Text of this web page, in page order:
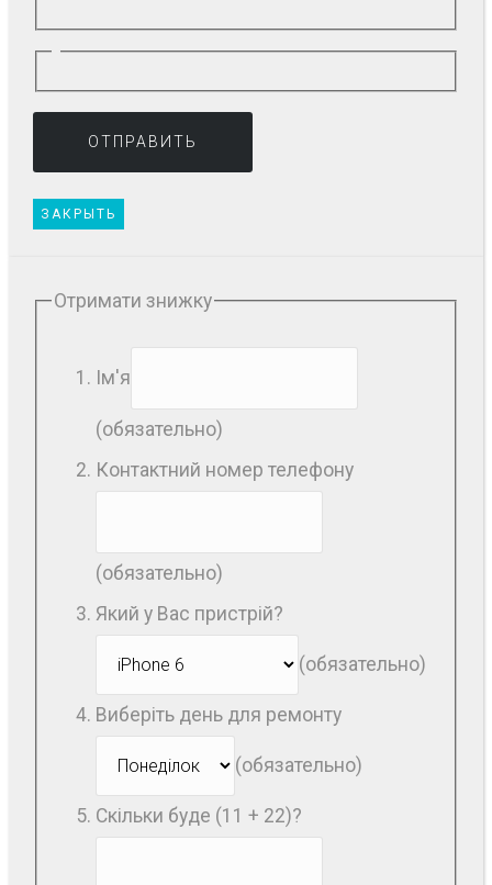
ЗАКРЫТЬ
Отримати знижку
Ім'я
(обязательно)
Контактний номер телефону
(обязательно)
Який у Вас пристрій?
(обязательно)
Виберіть день для ремонту
(обязательно)
Скільки буде (11 + 22)?